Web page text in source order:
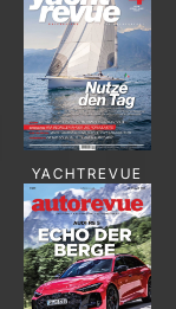
YACHTREVUE